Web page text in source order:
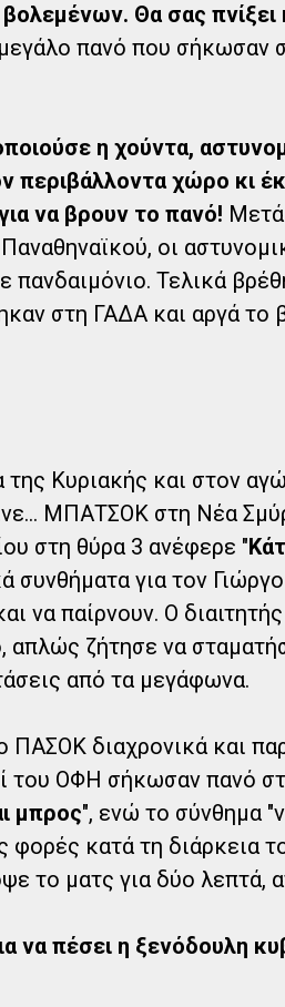
βολεμένων. Θα σας
πανό που σήκωσαν
η χούντα,
περιβάλλοντα χώρο κι
να βρουν το πανό!
οι
πανδαιμόνιο. Τελικά
στη ΓΑΔΑ και αργά το
Κυριακής και στον
ΜΠΑΤΣΟΚ στη Νέα
στη θύρα 3 ανέφερε "
συνθήματα για τον
να παίρνουν. Ο
απλώς ζήτησε να
από τα μεγάφωνα.
διαχρονικά και
του ΟΦΗ σήκωσαν πανό
μπρος", ενώ το σύνθημα
φορές κατά τη διάρκεια
το ματς για δύο λεπτά,
να πέσει η ξενόδουλη